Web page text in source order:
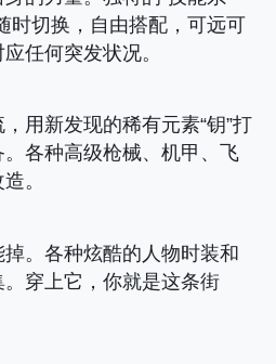
时切换，自由搭配，可远可
任何突发状况。
用新发现的稀有元素“钥”打
各种高级枪械、机甲、飞
。
。各种炫酷的人物时装和
穿上它，你就是这条街